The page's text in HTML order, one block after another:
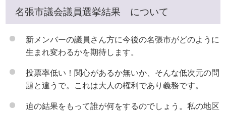
名張市議会議員選挙結果 について
新メンバーの議員さん方に今後の名張市がどのように
生まれ変わるかを期待します。
投票率低い！関心があるか無いか、そんな低次元の問
題と違うで。これは大人の権利であり義務です。
迫の結果をもって誰が何をするのでしょう。私の地区